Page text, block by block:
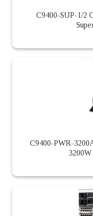
C9400-SUP-1/2
C9400-PWR-